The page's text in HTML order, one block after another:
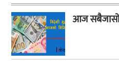
आज सबैजासो